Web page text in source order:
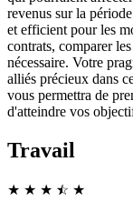
revenus sur la
et efficient pour les
contrats, comparer
nécessaire. Votre
alliés précieux dans
vous permettra de
d'atteindre vos
Travail
★ ★ ★ ☆
★ ★